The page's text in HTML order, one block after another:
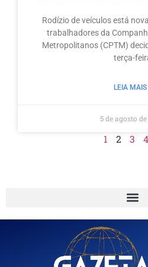
Rodízio de veículos está
trabalhadores da
Metropolitanos (CPTM)
terça-
LEIA MAIS
5 de agosto
1 2 3 4